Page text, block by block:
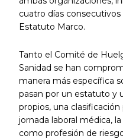
cuatro días
Estatuto Marco.
Tanto el Comité de
Sanidad se han
manera más específica
pasan por un estatuto y
propios, una
jornada laboral médica,
como profesión de